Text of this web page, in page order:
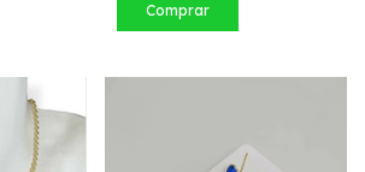
Comprar